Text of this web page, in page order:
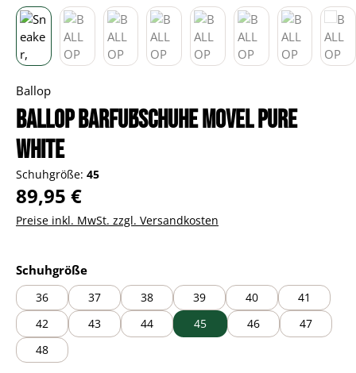
Ballop
BALLOP Barfußschuhe Movel pure
white
Schuhgröße: 45
Regulärer Preis:
89,95 €
Preise inkl. MwSt. zzgl. Versandkosten
Schuhgrößeauswählen
36 37 38 39 40
41
42
43 44 45 46
47
48